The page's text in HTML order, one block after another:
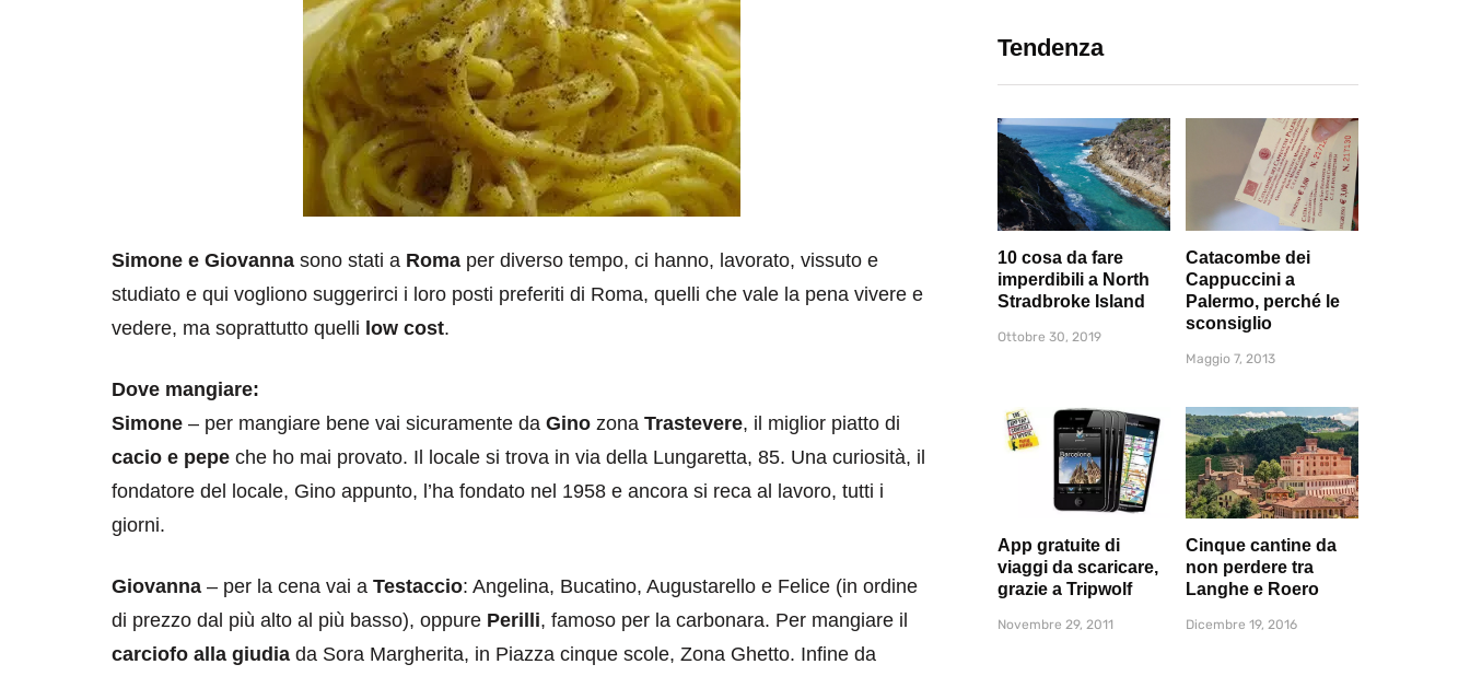
Simone e Giovanna sono stati a Roma per diverso tempo, ci hanno, lavorato, vissuto e
studiato e qui vogliono suggerirci i loro posti preferiti di Roma, quelli che vale la pena vivere e
vedere, ma soprattutto quelli low cost.
Dove mangiare:
Simone – per mangiare bene vai sicuramente da Gino zona Trastevere, il miglior piatto di
cacio e pepe che ho mai provato. Il locale si trova in via della Lungaretta, 85. Una curiosità, il
fondatore del locale, Gino appunto, l’ha fondato nel 1958 e ancora si reca al lavoro, tutti i
giorni.
Giovanna – per la cena vai a Testaccio: Angelina, Bucatino, Augustarello e Felice (in ordine
di prezzo dal più alto al più basso), oppure Perilli, famoso per la carbonara. Per mangiare il
carciofo alla giudia da Sora Margherita, in Piazza cinque scole, Zona Ghetto. Infine da
Tendenza
10 cosa da fare
imperdibili a North
Stradbroke Island
Ottobre 30, 2019
Catacombe dei
Cappuccini a
Palermo, perché le
sconsiglio
Maggio 7, 2013
App gratuite di
viaggi da scaricare,
grazie a Tripwolf
Novembre 29, 2011
Cinque cantine da
non perdere tra
Langhe e Roero
Dicembre 19, 2016